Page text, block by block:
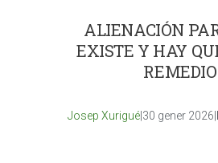
ALIENACIÓN
EXISTE Y HAY
REMEDIO
Josep Xurigué |30 gener 2026|